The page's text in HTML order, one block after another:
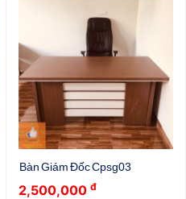
Bàn Giám Đốc Cpsg03
2,500,000 đ